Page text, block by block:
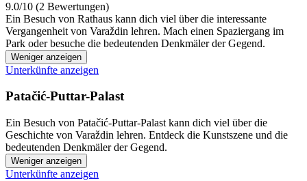
9.0/10 (2 Bewertungen)
Ein Besuch von Rathaus kann dich viel über die interessante
Vergangenheit von Varaždin lehren. Mach einen Spaziergang im
Park oder besuche die bedeutenden Denkmäler der Gegend.
Weniger anzeigen
Unterkünfte anzeigen
Patačić-Puttar-Palast
Ein Besuch von Patačić-Puttar-Palast kann dich viel über die
Geschichte von Varaždin lehren. Entdeck die Kunstszene und die
bedeutenden Denkmäler der Gegend.
Weniger anzeigen
Unterkünfte anzeigen